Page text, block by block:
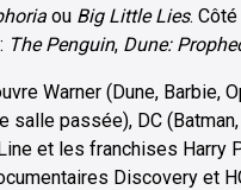
ou Big Little Lies.
The Penguin, Dune:
Warner (Dune, Barbie,
salle passée), DC (Batman,
et les franchises Harry
Discovery et